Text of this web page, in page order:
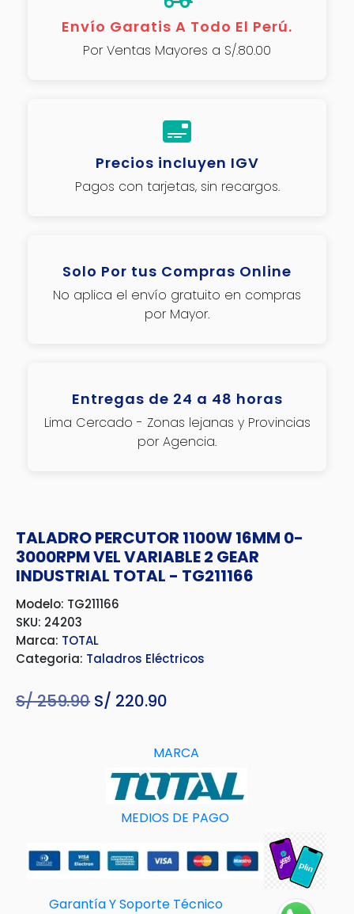
Envío Garatis A Todo El Perú.
Por Ventas Mayores a S/.80.00
Precios incluyen IGV
Pagos con tarjetas, sin recargos.
Solo Por tus Compras Online
No aplica el envío gratuito en compras
por Mayor.
Entregas de 24 a 48 horas
Lima Cercado - Zonas lejanas y Provincias
por Agencia.
TALADRO PERCUTOR 1100W 16MM 0-
3000RPM VEL VARIABLE 2 GEAR
INDUSTRIAL TOTAL - TG211166
Modelo: TG211166
SKU: 24203
Marca: TOTAL
Categoria: Taladros Eléctricos
S/259.90 El
era:
S/ 259.90.
S/ 220.90
actual
es:
S/ 220.90.
MARCA
MEDIOS DE PAGO
Garantía Y Soporte Técnico